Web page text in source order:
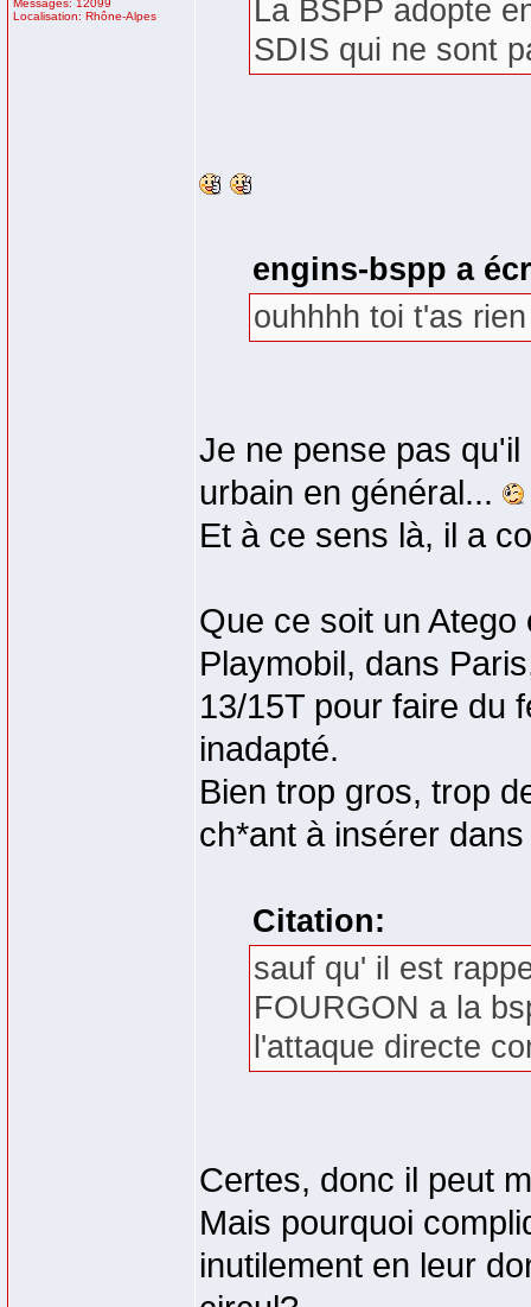
Messages: 12099
Localisation: Rhône-Alpes
La BSPP adopte
SDIS qui ne sont
engins-bspp a
ouhhhh toi t'as
Je ne pense pas
urbain en général...
Et à ce sens là, il a
Que ce soit un
Playmobil, dans
13/15T pour faire du
inadapté.
Bien trop gros, trop
ch*ant à insérer
Citation:
sauf qu' il est
FOURGON a la
l'attaque directe
Certes, donc il peut
Mais pourquoi
inutilement en leur